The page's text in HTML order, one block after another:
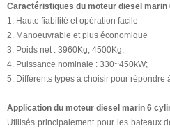
Caractéristiques du moteur diesel marin
1. Haute fiabilité et opération facile
2. Manoeuvrable et plus économique
3. Poids net : 3960Kg, 4500Kg;
4. Puissance nominale : 330~450kW;
5. Différents types à choisir pour répondre
Application du moteur diesel marin 6
Utilisés principalement pour les bateaux